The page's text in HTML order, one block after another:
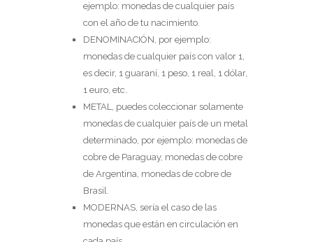
ejemplo: monedas de cualquier país
con el año de tu nacimiento.
DENOMINACIÓN, por ejemplo:
monedas de cualquier país con valor 1,
es decir, 1 guaraní, 1 peso, 1 real, 1 dólar,
1 euro, etc.
METAL, puedes coleccionar solamente
monedas de cualquier país de un metal
determinado, por ejemplo: monedas de
cobre de Paraguay, monedas de cobre
de Argentina, monedas de cobre de
Brasil.
MODERNAS, sería el caso de las
monedas que están en circulación en